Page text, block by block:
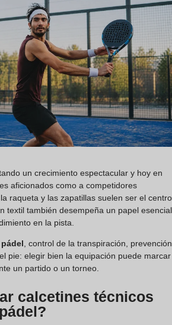
un crecimiento espectacular y hoy en
aficionados como a competidores
raqueta y las zapatillas suelen ser el centro
textil también desempeña un papel esencial
en la pista.
, control de la transpiración, prevención
pie: elegir bien la equipación puede marcar
un partido o un torneo.
calcetines técnicos